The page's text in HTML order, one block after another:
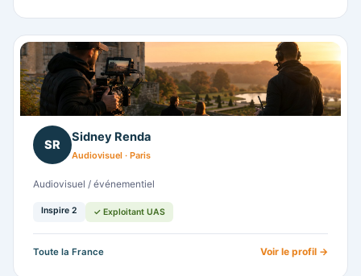
SR
Sidney Renda
Audiovisuel · Paris
Audiovisuel / événementiel
Inspire 2 ✓ Exploitant UAS
Toute la France Voir le profil →